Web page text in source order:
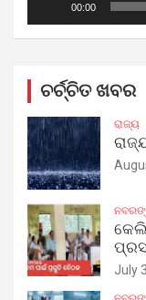
00:00
ଚର୍ଚ୍ଚିତ ଖବର
ରାଜ୍ୟ
July